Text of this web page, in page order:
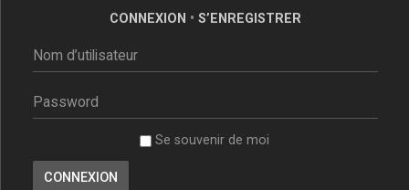
CONNEXION • S’ENREGISTRER
Se souvenir de moi